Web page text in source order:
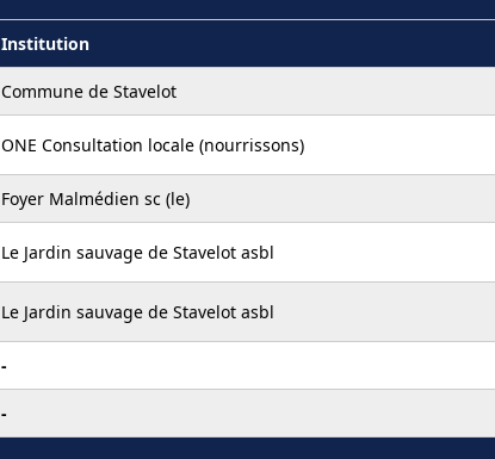
Institution
Commune de Stavelot
ONE Consultation locale (nourrissons)
Foyer Malmédien sc (le)
Le Jardin sauvage de Stavelot asbl
Le Jardin sauvage de Stavelot asbl
-
-